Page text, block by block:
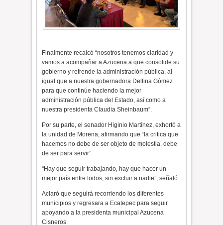
Finalmente recalcó “nosotros tenemos claridad y
vamos a acompañar a Azucena a que consolide su
gobierno y refrende la administración pública, al
igual que a nuestra gobernadora Delfina Gómez
para que continúe haciendo la mejor
administración pública del Estado, así como a
nuestra presidenta Claudia Sheinbaum”.
Por su parte, el senador Higinio Martínez, exhortó a
la unidad de Morena, afirmando que “la critica que
hacemos no debe de ser objeto de molestia, debe
de ser para servir”.
“Hay que seguir trabajando, hay que hacer un
mejor país entre todos, sin excluir a nadie”, señaló.
Aclaró que seguirá recorriendo los diferentes
municipios y regresara a Ecatepec para seguir
apoyando a la presidenta municipal Azucena
Cisneros.